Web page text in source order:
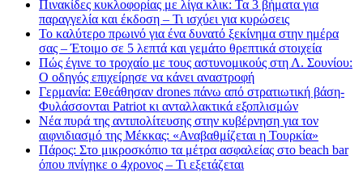
Πινακίδες κυκλοφορίας με λίγα κλικ: Τα 3 βήματα για
παραγγελία και έκδοση – Τι ισχύει για κυρώσεις
Το καλύτερο πρωινό για ένα δυνατό ξεκίνημα στην ημέρα
σας – Έτοιμο σε 5 λεπτά και γεμάτο θρεπτικά στοιχεία
Πώς έγινε το τροχαίο με τους αστυνομικούς στη Λ. Σουνίου:
Ο οδηγός επιχείρησε να κάνει αναστροφή
Γερμανία: Εθεάθησαν drones πάνω από στρατιωτική βάση-
Φυλάσσονται Patriot κι ανταλλακτικά εξοπλισμών
Νέα πυρά της αντιπολίτευσης στην κυβέρνηση για τον
αιφνιδιασμό της Μέκκας: «Αναβαθμίζεται η Τουρκία»
Πάρος: Στο μικροσκόπιο τα μέτρα ασφαλείας στο beach bar
όπου πνίγηκε ο 4χρονος – Τι εξετάζεται